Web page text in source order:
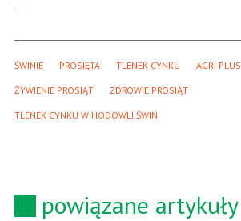
ŚWINIE PROSIĘTA TLENEK CYNKU AGRI PLUS
ŻYWIENIE PROSIĄT ZDROWIE PROSIĄT
TLENEK CYNKU W HODOWLI ŚWIŃ
powiązane artykuły